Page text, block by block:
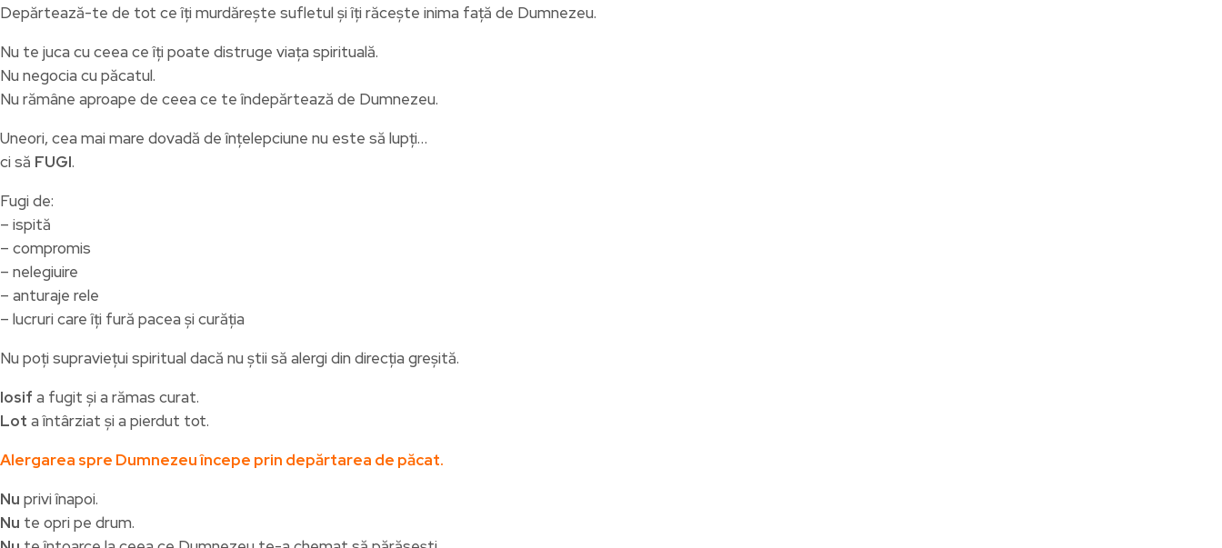
Depărtează-te de tot ce îți murdărește sufletul și îți răcește inima față de Dumnezeu.
Nu te juca cu ceea ce îți poate distruge viața spirituală.
Nu negocia cu păcatul.
Nu rămâne aproape de ceea ce te îndepărtează de Dumnezeu.
Uneori, cea mai mare dovadă de înțelepciune nu este să lupți…
ci să FUGI.
Fugi de:
– ispită
– compromis
– nelegiuire
– anturaje rele
– lucruri care îți fură pacea și curăția
Nu poți supraviețui spiritual dacă nu știi să alergi din direcția greșită.
Iosif a fugit și a rămas curat.
Lot a întârziat și a pierdut tot.
Alergarea spre Dumnezeu începe prin depărtarea de păcat.
Nu privi înapoi.
Nu te opri pe drum.